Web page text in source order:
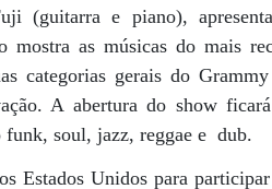
(guitarra e piano),
mostra as músicas do mais
categorias gerais do
A abertura do show
funk, soul, jazz, reggae e dub.
Estados Unidos para